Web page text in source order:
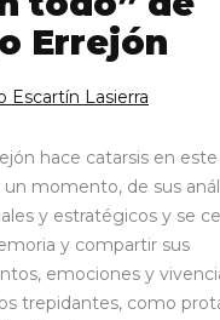
Errejón
Escartín Lasierra
hace catarsis en este
un momento, de sus
y estratégicos y se
y compartir sus
emociones y
trepidantes, como